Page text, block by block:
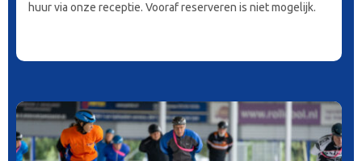
huur via onze receptie. Vooraf reserveren is niet mogelijk.